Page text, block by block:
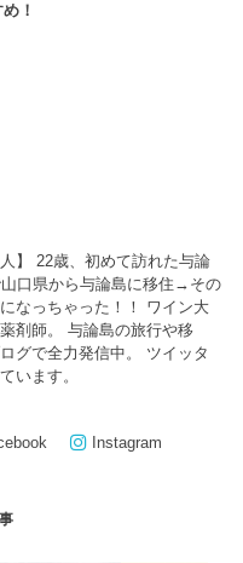
！
】 22歳、初めて訪れた与論
口県から与論島に移住→その
なっちゃった！！ ワイン大
剤師。 与論島の旅行や移
グで全力発信中。 ツイッタ
います。
Instagram